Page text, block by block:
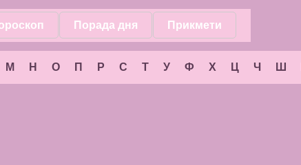
Порада дня Прикмети
М Н О П Р С Т У Ф Х Ц Ч Ш